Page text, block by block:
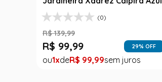
(0)
R$ 139,99
R$ 99,99 29% OFF
1 R$ 99,99